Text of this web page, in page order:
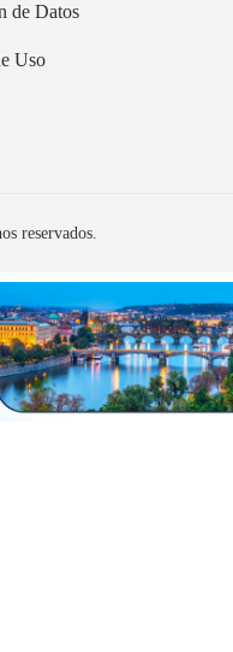
de Datos
Uso
reservados.